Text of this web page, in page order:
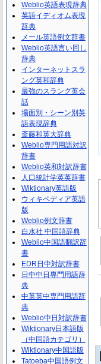
Weblio英語表現辞典
英語イディオム表現
辞典
メール英語例文辞書
Weblio英語言い回し
辞典
インターネットスラ
ング英和辞典
最強のスラング英会
話
場面別・シーン別英
語表現辞典
斎藤和英大辞典
Weblio専門用語対訳
辞書
Weblio英和対訳辞書
人口統計学英英辞書
Wiktionary英語版
ウィキペディア英語
版
Weblio例文辞書
白水社 中国語辞典
Weblio中国語翻訳辞
書
EDR日中対訳辞書
日中中日専門用語辞
典
中英英中専門用語辞
典
Weblio中日対訳辞書
Wiktionary日本語版
（中国語カテゴリ）
Wiktionary中国語版
Tatoeba中国語例文